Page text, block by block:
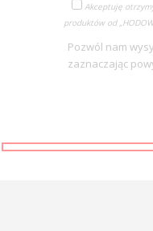
Akceptuję
produktów od
Pozwól nam
zaznaczając